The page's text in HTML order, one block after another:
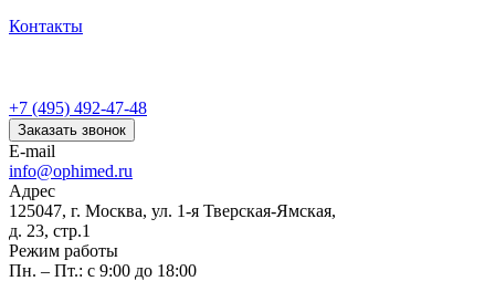
Контакты
+7 (495) 492-47-48
Заказать звонок
E-mail
info@ophimed.ru
Адрес
125047, г. Москва, ул. 1-я Тверская-Ямская,
д. 23, стр.1
Режим работы
Пн. – Пт.: с 9:00 до 18:00